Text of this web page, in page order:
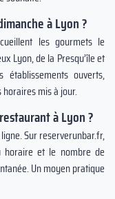
à Lyon ?
les gourmets le
Lyon, de la Presqu’île et
ouverts,
mis à jour.
à Lyon ?
Sur reserverunbar.fr,
horaire et le nombre de
Un moyen pratique